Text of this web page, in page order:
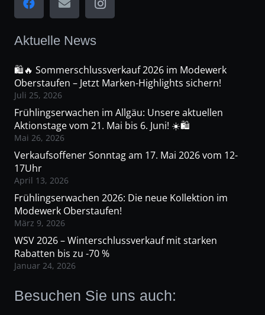
Aktuelle News
🛍️🔥 Sommerschlussverkauf 2026 im Modewerk
Oberstaufen – Jetzt Marken-Highlights sichern!
Juli 25, 2026
Frühlingserwachen im Allgäu: Unsere aktuellen
Aktionstage vom 21. Mai bis 6. Juni! ☀️🛍️
Mai 26, 2026
Verkaufsoffener Sonntag am 17. Mai 2026 vom 12-
17Uhr
April 13, 2026
Frühlingserwachen 2026: Die neue Kollektion im
Modewerk Oberstaufen!
März 9, 2026
WSV 2026 – Winterschlussverkauf mit starken
Rabatten bis zu -70 %
Januar 24, 2026
Besuchen Sie uns auch: